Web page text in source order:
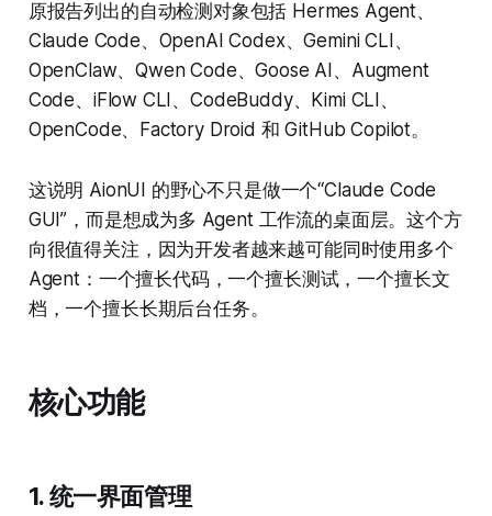
原报告列出的自动检测对象包括 Hermes Agent、
Claude Code、OpenAI Codex、Gemini CLI、
OpenClaw、Qwen Code、Goose AI、Augment
Code、iFlow CLI、CodeBuddy、Kimi CLI、
OpenCode、Factory Droid 和 GitHub Copilot。
这说明 AionUI 的野心不只是做一个“Claude Code
GUI”，而是想成为多 Agent 工作流的桌面层。这个方
向很值得关注，因为开发者越来越可能同时使用多个
Agent：一个擅长代码，一个擅长测试，一个擅长文
档，一个擅长长期后台任务。
核心功能
1. 统一界面管理